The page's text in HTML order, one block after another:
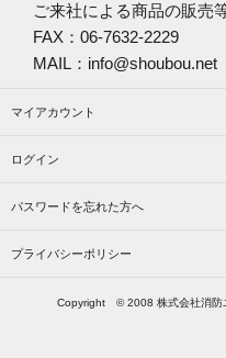
ご来社による商品の販売
FAX：06-7632-2229
MAIL：info@shoubou.net
マイアカウント
ログイン
パスワードを忘れた方へ
プライバシーポリシー
Copyright © 2008 株式会社消